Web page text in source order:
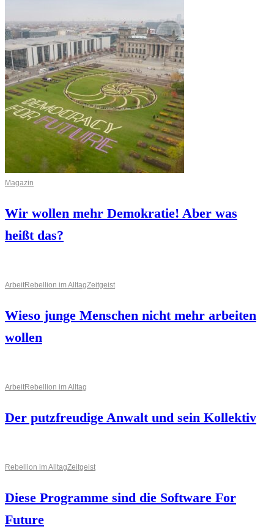
Magazin
Wir wollen mehr Demokratie! Aber was
heißt das?
ArbeitRebellion im AlltagZeitgeist
Wieso junge Menschen nicht mehr arbeiten
wollen
ArbeitRebellion im Alltag
Der putzfreudige Anwalt und sein Kollektiv
Rebellion im AlltagZeitgeist
Diese Programme sind die Software For
Future